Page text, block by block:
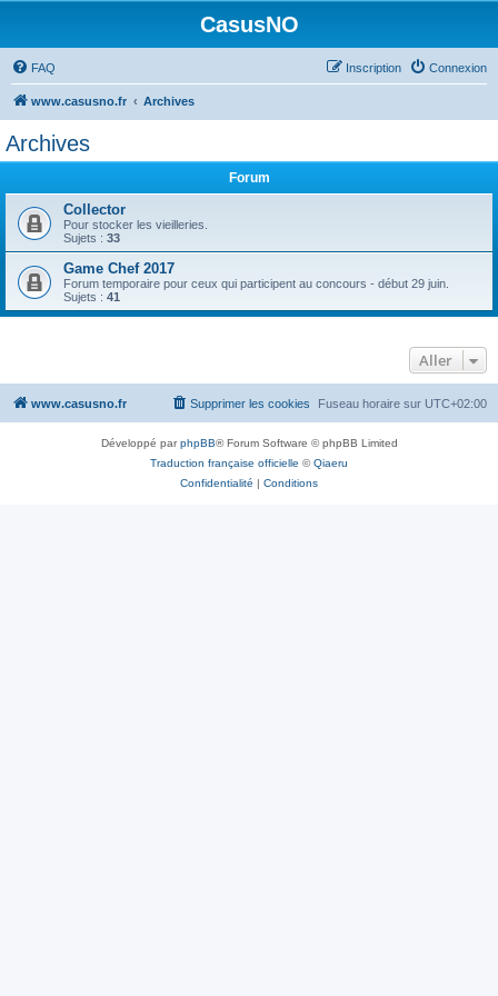
CasusNO
FAQ Connexion
Inscription
www.casusno.fr Archives
Archives
Forum
Collector
Pour stocker les vieilleries.
Sujets : 33
Game Chef 2017
Forum temporaire pour ceux qui participent au concours - début 29 juin.
Sujets : 41
Aller
www.casusno.fr Fuseau horaire sur UTC+02:00
Supprimer les cookies
Développé parphpBB® Forum Software © phpBB Limited
Traduction française officielle ©Qiaeru
Confidentialité | Conditions